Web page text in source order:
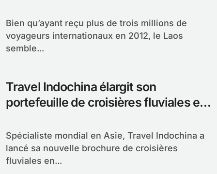
Bien qu’ayant reçu plus de trois millions de
voyageurs internationaux en 2012, le Laos
semble...
Travel Indochina élargit son
portefeuille de croisières fluviales en
Spécialiste mondial en Asie, Travel Indochina a
lancé sa nouvelle brochure de croisières
fluviales en...